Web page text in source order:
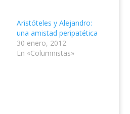
Aristóteles y Alejandro:
una amistad peripatética
30 enero, 2012
En «Columnistas»